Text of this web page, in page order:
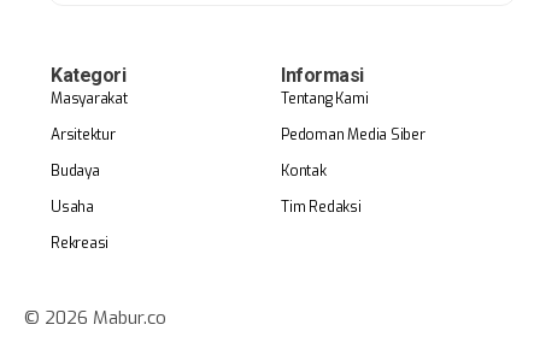
Kategori
Masyarakat
Arsitektur
Budaya
Usaha
Rekreasi
Informasi
Tentang Kami
Pedoman Media Siber
Kontak
Tim Redaksi
© 2026 Mabur.co